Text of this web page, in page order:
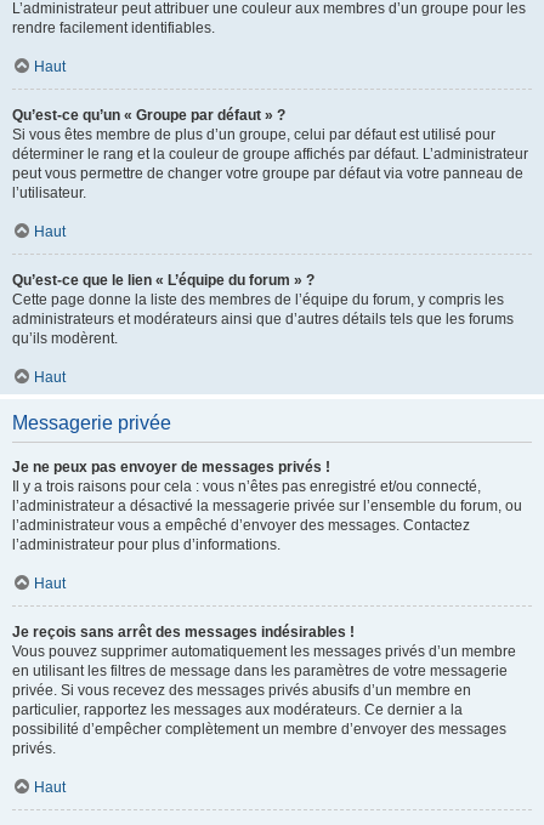
L’administrateur peut attribuer une couleur aux membres d’un groupe pour les
rendre facilement identifiables.
Haut
Qu’est-ce qu’un « Groupe par défaut » ?
Si vous êtes membre de plus d’un groupe, celui par défaut est utilisé pour
déterminer le rang et la couleur de groupe affichés par défaut. L’administrateur
peut vous permettre de changer votre groupe par défaut via votre panneau de
l’utilisateur.
Haut
Qu’est-ce que le lien « L’équipe du forum » ?
Cette page donne la liste des membres de l’équipe du forum, y compris les
administrateurs et modérateurs ainsi que d’autres détails tels que les forums
qu’ils modèrent.
Haut
Messagerie privée
Je ne peux pas envoyer de messages privés !
Il y a trois raisons pour cela : vous n’êtes pas enregistré et/ou connecté,
l’administrateur a désactivé la messagerie privée sur l’ensemble du forum, ou
l’administrateur vous a empêché d’envoyer des messages. Contactez
l’administrateur pour plus d’informations.
Haut
Je reçois sans arrêt des messages indésirables !
Vous pouvez supprimer automatiquement les messages privés d’un membre
en utilisant les filtres de message dans les paramètres de votre messagerie
privée. Si vous recevez des messages privés abusifs d’un membre en
particulier, rapportez les messages aux modérateurs. Ce dernier a la
possibilité d’empêcher complètement un membre d’envoyer des messages
privés.
Haut